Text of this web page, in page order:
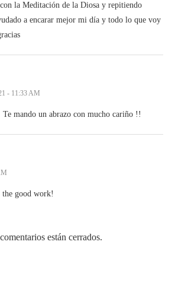
la Meditación de la Diosa y repitiendo
a encarar mejor mi día y todo lo que voy
- 11:33 AM
mando un abrazo con mucho cariño !!
the good work!
están cerrados.